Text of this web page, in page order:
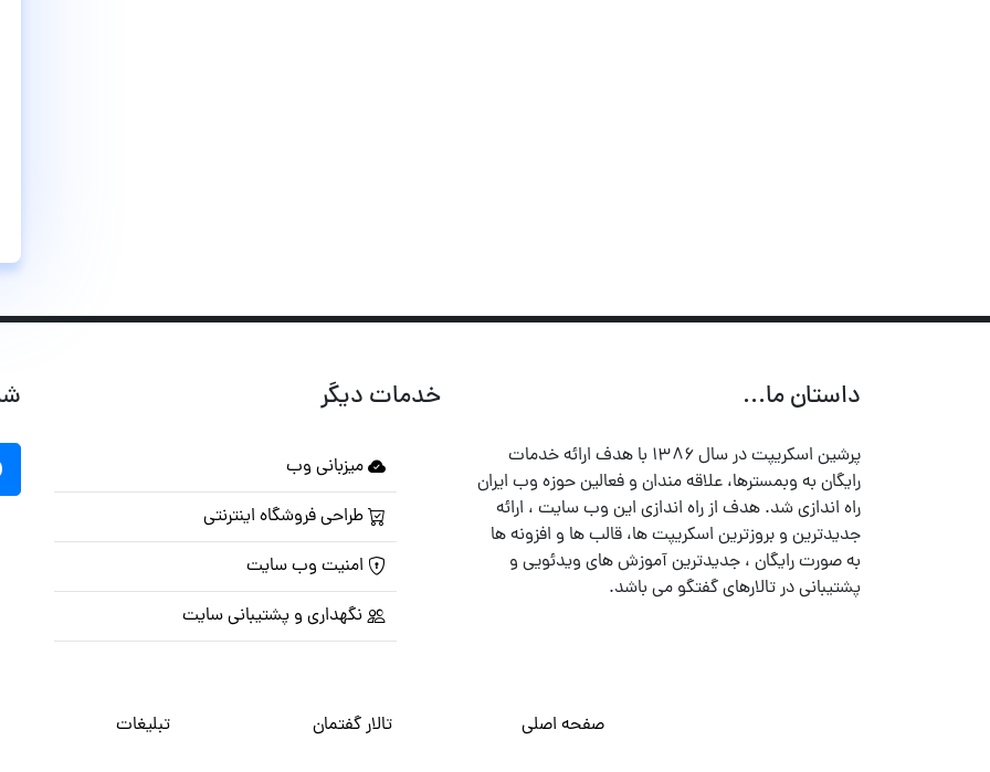
داستان ما...
پرشین اسکریپت در سال ۱۳۸۶ با هدف ارائه خدمات
رایگان به وبمسترها، علاقه مندان و فعالین حوزه وب ایران
راه اندازی شد. هدف از راه اندازی این وب سایت ، ارائه
جدیدترین و بروزترین اسکریپت ها، قالب ها و افزونه ها
به صورت رایگان ، جدیدترین آموزش های ویدئویی و
پشتیبانی در تالارهای گفتگو می باشد.
خدمات دیگر
میزبانی وب
طراحی فروشگاه اینترنتی
امنیت وب سایت
نگهداری و پشتیبانی سایت
صفحه اصلی تالار گفتمان تبلیغات